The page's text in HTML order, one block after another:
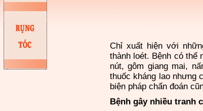
Chỉ xuất hiện với
thành loét. Bệnh có thể
nút, gôm giang mai,
thuốc kháng lao nhưng
biện pháp chẩn đoán
Bệnh gây nhiều tranh